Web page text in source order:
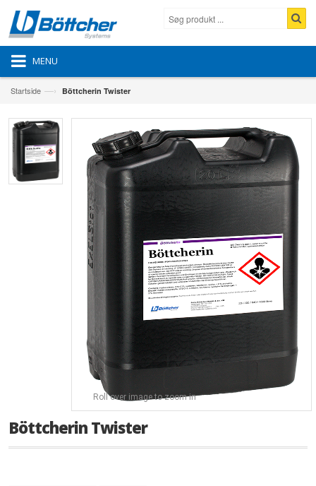
MENU
Startside —› Böttcherin Twister
Roll over image to zoom in
Böttcherin Twister